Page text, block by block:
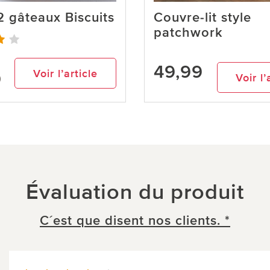
gâteaux Biscuits
Voir l’article
Couvre-lit style
patchwork
49,99 Voir
Évaluation du produit
C´est que disent nos clients. *